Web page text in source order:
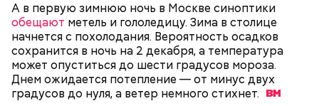
А в первую зимнюю ночь в Москве синоптики
обещают метель и гололедицу. Зима в столице
начнется с похолодания. Вероятность осадков
сохранится в ночь на 2 декабря, а температура
может опуститься до шести градусов мороза.
Днем ожидается потепление — от минус двух
градусов до нуля, а ветер немного стихнет.
Также офис государственных услуг района
Свиблово будет работать в Бабушкинском районе
Москвы. Точные адреса центров «Мои документы»